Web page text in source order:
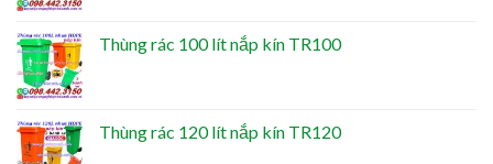
Thùng rác 100 lít nắp kín TR100
Thùng rác 120 lít nắp kín TR120